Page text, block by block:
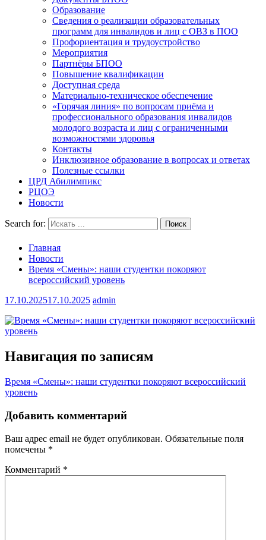
Образование
Сведения о реализации образовательных
программ для инвалидов и лиц с ОВЗ в ПОО
Профориентация и трудоустройство
Мероприятия
Партнёры БПОО
Повышение квалификации
Доступная среда
Материально-техническое обеспечение
«Горячая линия» по вопросам приёма и
профессионального образования инвалидов
молодого возраста и лиц с ограниченными
возможностями здоровья
Контакты
Инклюзивное образование в вопросах и ответах
Полезные ссылки
ЦРД Абилимпикс
РЦОЭ
Новости
Search for:
Главная
Новости
Время «Смены»: наши студентки покоряют
всероссийский уровень
17.10.202517.10.2025 admin
Навигация по записям
Время «Смены»: наши студентки покоряют всероссийский
уровень
Добавить комментарий
Ваш адрес email не будет опубликован. Обязательные поля
помечены *
Комментарий *